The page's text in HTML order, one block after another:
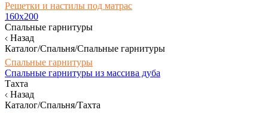
Решетки и настилы под матрас
160х200
Спальные гарнитуры
Назад
Каталог/Спальня/Спальные гарнитуры
Спальные гарнитуры
Спальные гарнитуры из массива дуба
Тахта
Назад
Каталог/Спальня/Тахта